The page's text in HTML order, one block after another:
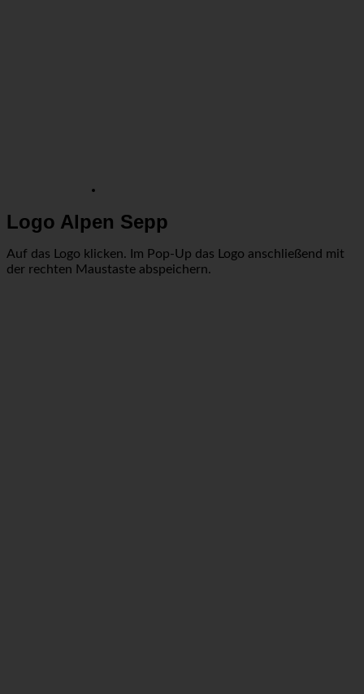
Logo Alpen Sepp
Auf das Logo klicken. Im Pop-Up das Logo anschließend mit
der rechten Maustaste abspeichern.